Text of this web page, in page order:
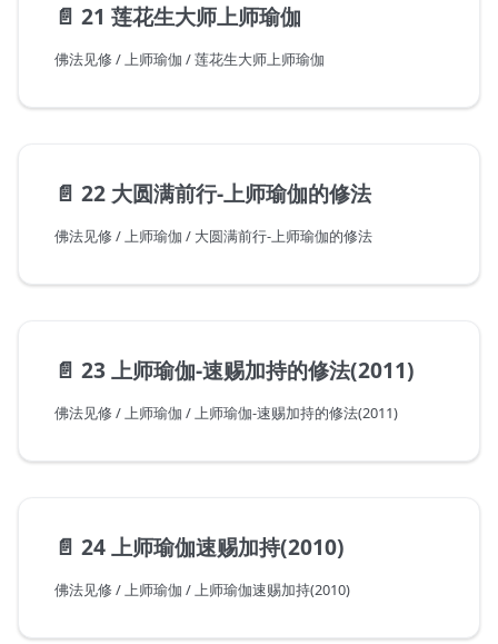
📄️ 21 莲花生大师上师瑜伽
佛法见修 / 上师瑜伽 / 莲花生大师上师瑜伽
📄️ 22 大圆满前行-上师瑜伽的修法
佛法见修 / 上师瑜伽 / 大圆满前行-上师瑜伽的修法
📄️ 23 上师瑜伽-速赐加持的修法(2011)
佛法见修 / 上师瑜伽 / 上师瑜伽-速赐加持的修法(2011)
📄️ 24 上师瑜伽速赐加持(2010)
佛法见修 / 上师瑜伽 / 上师瑜伽速赐加持(2010)